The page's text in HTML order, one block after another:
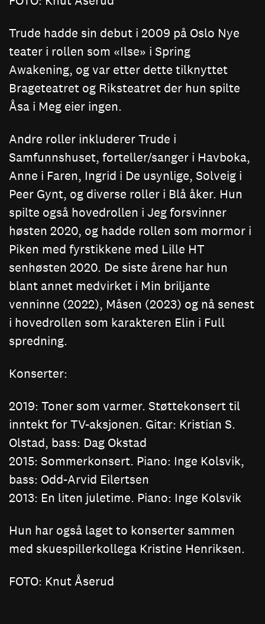
Trude hadde sin debut i 2009 på Oslo Nye
teater i rollen som «Ilse» i Spring
Awakening, og var etter dette tilknyttet
Brageteatret og Riksteatret der hun spilte
Åsa i Meg eier ingen.
Andre roller inkluderer Trude i
Samfunnshuset, forteller/sanger i Havboka,
Anne i Faren, Ingrid i De usynlige, Solveig i
Peer Gynt, og diverse roller i Blå åker. Hun
spilte også hovedrollen i Jeg forsvinner
høsten 2020, og hadde rollen som mormor i
Piken med fyrstikkene med Lille HT
senhøsten 2020. De siste årene har hun
blant annet medvirket i Min briljante
venninne (2022), Måsen (2023) og nå senest
i hovedrollen som karakteren Elin i Full
spredning.
Konserter:
2019: Toner som varmer. Støttekonsert til
inntekt for TV-aksjonen. Gitar: Kristian S.
Olstad, bass: Dag Okstad
2015: Sommerkonsert. Piano: Inge Kolsvik,
bass: Odd-Arvid Eilertsen
2013: En liten juletime. Piano: Inge Kolsvik
Hun har også laget to konserter sammen
med skuespillerkollega Kristine Henriksen.
FOTO: Knut Åserud